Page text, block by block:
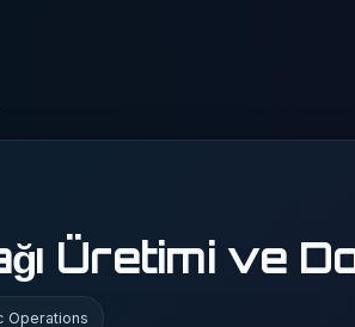
Üretimi ve
Operations